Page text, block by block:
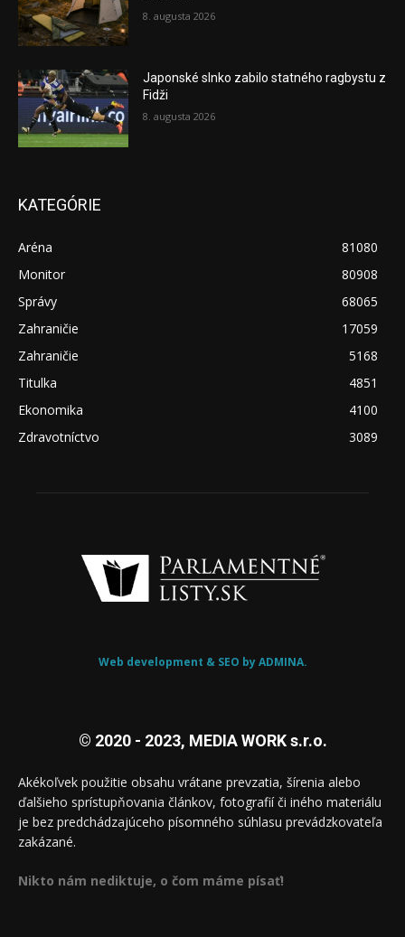
8. augusta 2026
Japonské slnko zabilo statného ragbystu z
Fidži
8. augusta 2026
KATEGÓRIE
Aréna
81080
Monitor
80908
Správy
68065
Zahraničie
17059
Zahraničie
5168
Titulka
4851
Ekonomika
4100
Zdravotníctvo
3089
Web development & SEO by ADMINA.
© 2020 - 2023, MEDIA WORK s.r.o.
Akékoľvek použitie obsahu vrátane prevzatia, šírenia alebo
ďalšieho sprístupňovania článkov, fotografií či iného materiálu
je bez predchádzajúceho písomného súhlasu prevádzkovateľa
zakázané.
Nikto nám nediktuje, o čom máme písať!